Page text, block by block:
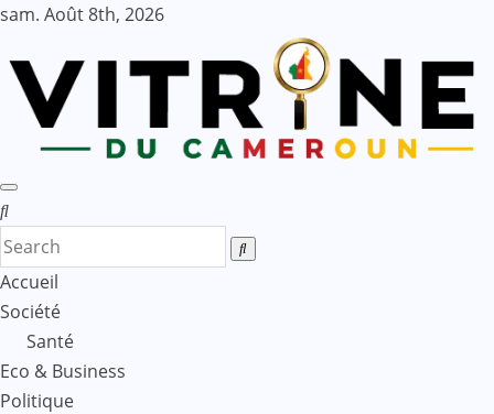
Skip
content
sam. Août 8th, 2026
Accueil
Société
Santé
Eco & Business
Politique